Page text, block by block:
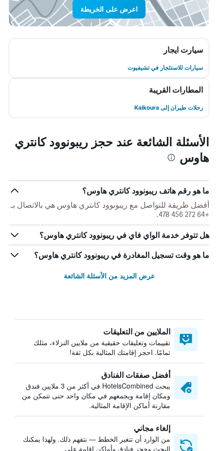
اعرض على الخريطة
سيارت ايجار
سيارات للاستئجار في تشيفيوت
المطارات القريبة
رحلات طيران إلى Kaikoura
الأسئلة الشائعة عند حجز ريبونوود كانتري
هاوس
ما هو رقم هاتف ريبونوود كانتري هاوس؟
أفضل طريقة للتواصل مع ريبونوود كانتري هاوس هي بالاتصال بـ
+64 272 456 478.
هل تتوفر خدمة الواي فاي في ريبونوود كانتري هاوس؟
ما هو وقت تسجيل المغادرة في ريبونوود كانتري هاوس؟
عرض المزيد من الأسئلة الشائعة
الملايين من التعليقات
تقييمات وتعليقات حقيقية من ملايين النزلاء، مثلك
تمامًا. احجز إقامتك المثالية بكل ثقة!
أفضل صفقات الفنادق
يبحث HotelsCombined في أكثر من 3 ملايين فندق
ومكان إقامة ويجمعهم في مكان واحد حتى تتمكن من
مقارنة أماكن الإقامة المثالية.
إلغاء مجاني
من الوارد أن تتغير الخطط — نتفهم ذلك. ولهذا يمكنك
البحث وحجز فنادق وأماكن إقامة على